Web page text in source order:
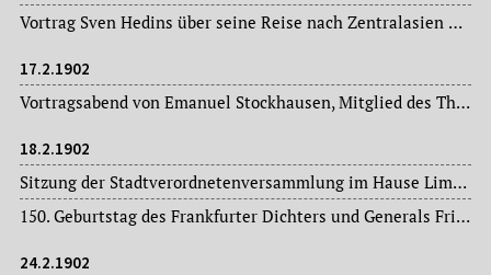
Vortrag Sven Hedins über seine Reise nach Zentralasien und Tibet in der Frankfurt-Loge, veranstaltet vom „Verein für Geographie und Statistik“.
17.2.1902
Vortragsabend von Emanuel Stockhausen, Mitglied des Thalia-Theaters in Hamburg, in Dr. Hoch’s Konservatorium.
18.2.1902
Sitzung der Stadtverordnetenversammlung im Hause Limpurg: Magistratsvorlagen, Ausschussberichte.
150. Geburtstag des Frankfurter Dichters und Generals Friedrich Maximilian von Klinger (1752-1831). Werke u.a.: „Sturm und Drang“ (Schauspiel, 1776), „Orpheus“ (Roman in fünf Teilen) (1778-1780).
24.2.1902